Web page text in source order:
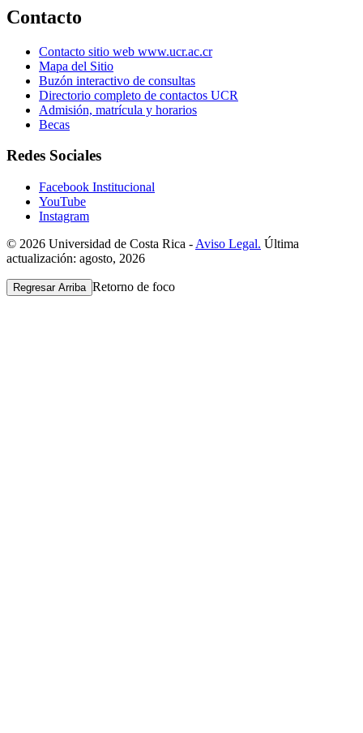
Contacto
Contacto sitio web www.ucr.ac.cr
Mapa del Sitio
Buzón interactivo de consultas
Directorio completo de contactos UCR
Admisión, matrícula y horarios
Becas
Redes Sociales
Facebook Institucional
YouTube
Instagram
© 2026 Universidad de Costa Rica - Aviso Legal. Última
actualización: agosto, 2026
Regresar Arriba Retorno de foco